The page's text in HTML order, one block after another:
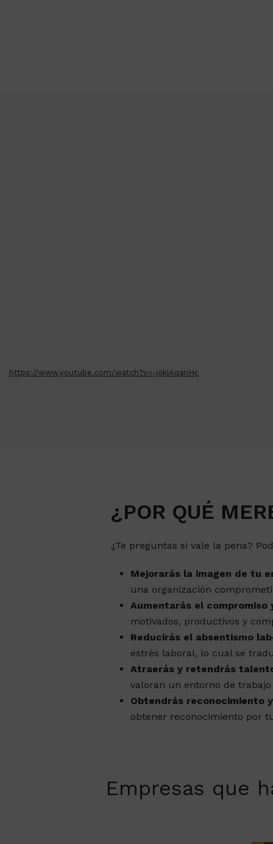
https://www.youtube.com/watch?v=-jqkiAqanHc
¿POR QUÉ
¿Te preguntas si vale la pena?
Mejorarás la imagen de tu
una organización
Aumentarás el
motivados, productivos y
Reducirás el absentismo
estrés laboral, lo cual se
Atraerás y retendrás
valoran un entorno de
Obtendrás reconocimiento
obtener reconocimiento por
Empresas que